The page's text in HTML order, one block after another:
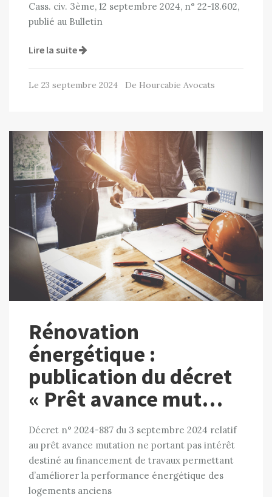
Cass. civ. 3ème, 12 septembre 2024, n° 22-18.602,
publié au Bulletin
Lire la suite
Le 23 septembre 2024 De Hourcabie Avocats
Rénovation
énergétique :
publication du décret
« Prêt avance mut…
Décret n° 2024-887 du 3 septembre 2024 relatif
au prêt avance mutation ne portant pas intérêt
destiné au financement de travaux permettant
d’améliorer la performance énergétique des
logements anciens